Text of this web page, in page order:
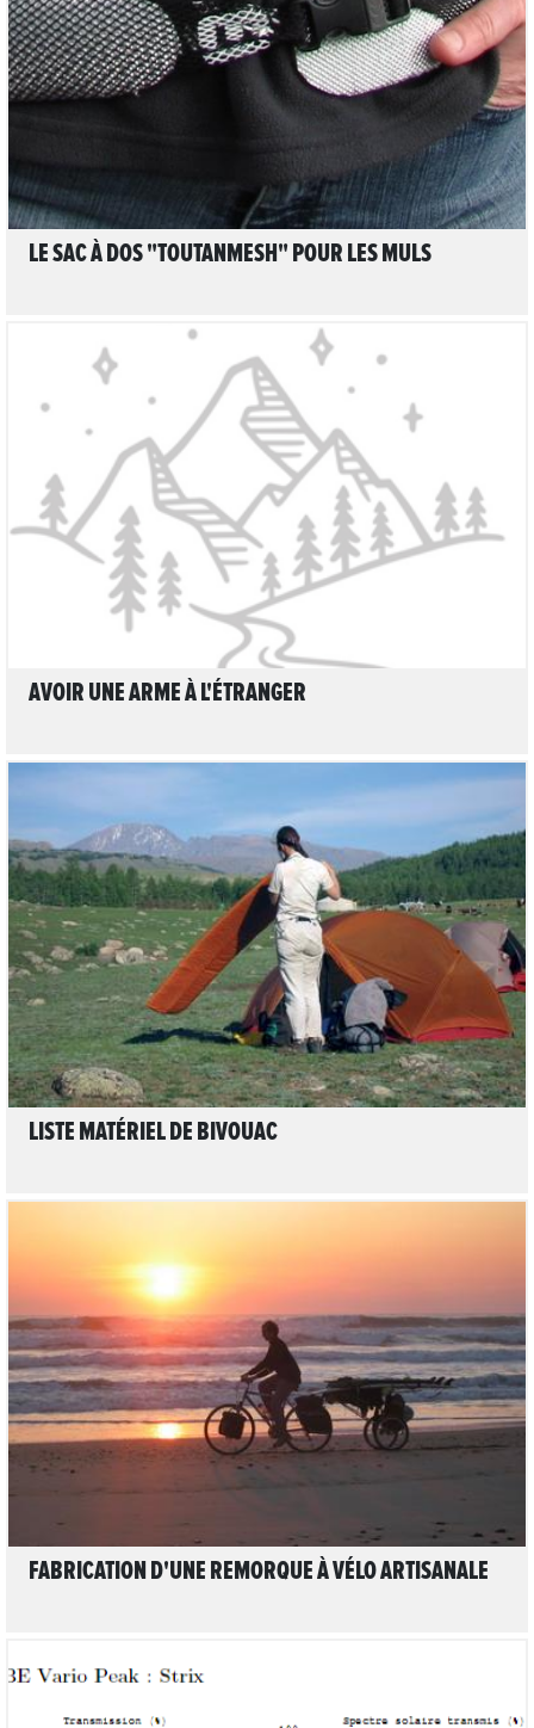
LIRE L'ARTICLE
LE SAC À DOS "TOUTANMESH" POUR LES MULS
LIRE L'ARTICLE
AVOIR UNE ARME À L'ÉTRANGER
LIRE L'ARTICLE
LISTE MATÉRIEL DE BIVOUAC
LIRE L'ARTICLE
FABRICATION D'UNE REMORQUE À VÉLO ARTISANALE